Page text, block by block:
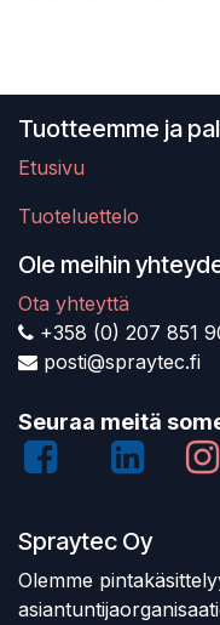
Tuotteemme ja
Etusivu
Tuoteluettelo
Ole meihin
Ota yhteyttä
+358 (0) 207 851
posti@spraytec.fi
Seuraa meitä
Spraytec Oy
Olemme